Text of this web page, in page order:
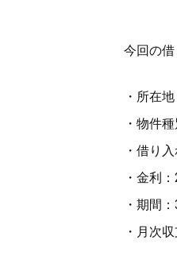
今回の借
・所在
・物件
・借り
・金利
・期間
・月次